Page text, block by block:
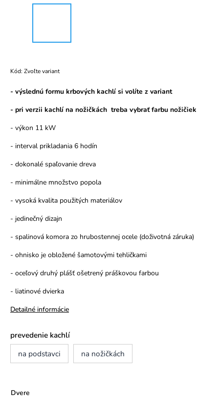
Kód: Zvoľte variant
- výslednú formu krbových kachlí si volíte z variant
- pri verzii kachlí na nožičkách treba vybrať farbu nožičiek
- výkon 11 kW
- interval prikladania 6 hodín
- dokonalé spaľovanie dreva
- minimálne množstvo popola
- vysoká kvalita použitých materiálov
- jedinečný dizajn
- spalinová komora zo hrubostennej ocele (doživotná záruka)
- ohnisko je obložené šamotovými tehličkami
- oceľový druhý plášť ošetrený práškovou farbou
- liatinové dvierka
Detailné informácie
prevedenie kachlí
na podstavci
na nožičkách
Dvere